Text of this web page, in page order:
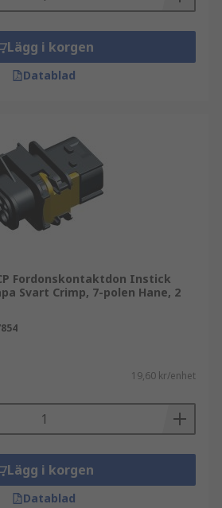
Lägg i korgen
Datablad
Fordonskontaktdon Instick
Svart Crimp, 7-polen Hane, 2
19,60 kr/enhet
Lägg i korgen
Datablad